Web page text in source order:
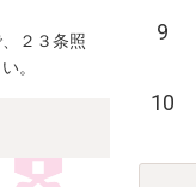
２３条照
。
9
10